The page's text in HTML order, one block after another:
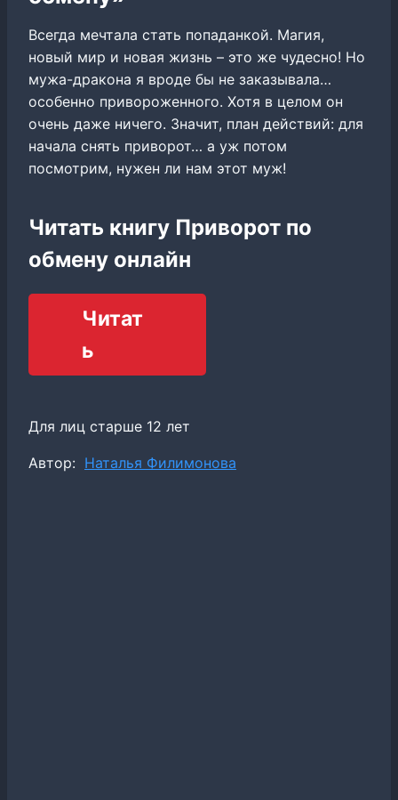
Всегда мечтала стать попаданкой. Магия,
новый мир и новая жизнь – это же чудесно! Но
мужа-дракона я вроде бы не заказывала…
особенно привороженного. Хотя в целом он
очень даже ничего. Значит, план действий: для
начала снять приворот… а уж потом
посмотрим, нужен ли нам этот муж!
Читать книгу Приворот по
обмену онлайн
Читат
ь
Для лиц старше 12 лет
Метки
Автор: Наталья Филимонова